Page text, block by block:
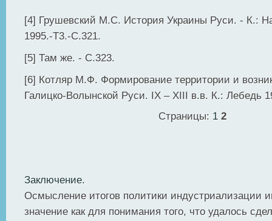
[4] Грушевский М.С. История Украины Руси. - К.:
1995.-Т3.-С.321.
[5] Там же. - С.323.
[6] Котляр М.Ф. Формирование территории и
Галицко-Волынской Руси. IX – XIII в.в. К.: Лебедь
Страницы: 1 2
Заключение.
Осмысление итогов политики индустриализации
значение как для понимания того, что удалось